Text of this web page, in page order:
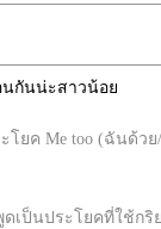
นกันน่ะสาวน้อย
ะโยค Me too (ฉันด้
เป็นประโยคที่ใช้กริย